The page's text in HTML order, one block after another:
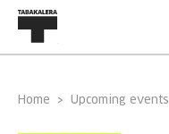
Home Upcoming events